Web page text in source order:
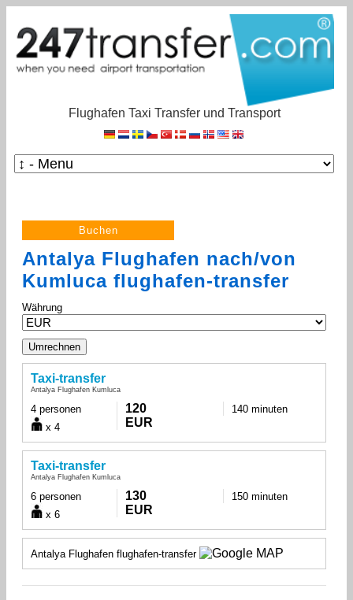
Flughafen Taxi Transfer und Transport
Antalya Flughafen nach/von
Kumluca flughafen-transfer
Währung
Taxi-transfer
Antalya Flughafen Kumluca
4 personen
x 4
120
EUR
140 minuten
Taxi-transfer
Antalya Flughafen Kumluca
6 personen
x 6
130
EUR
150 minuten
Antalya Flughafen flughafen-transfer